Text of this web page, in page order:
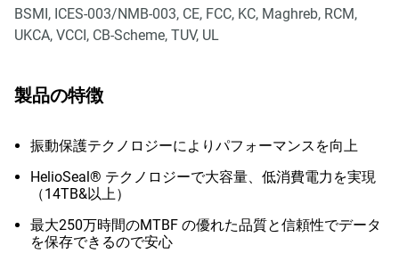
BSMI, ICES-003/NMB-003, CE, FCC, KC, Maghreb, RCM,
UKCA, VCCI, CB-Scheme, TUV, UL
製品の特徴
振動保護テクノロジーによりパフォーマンスを向上
HelioSeal® テクノロジーで大容量、低消費電力を実現
（14TB&以上）
最大250万時間のMTBF の優れた品質と信頼性でデータ
を保存できるので安心